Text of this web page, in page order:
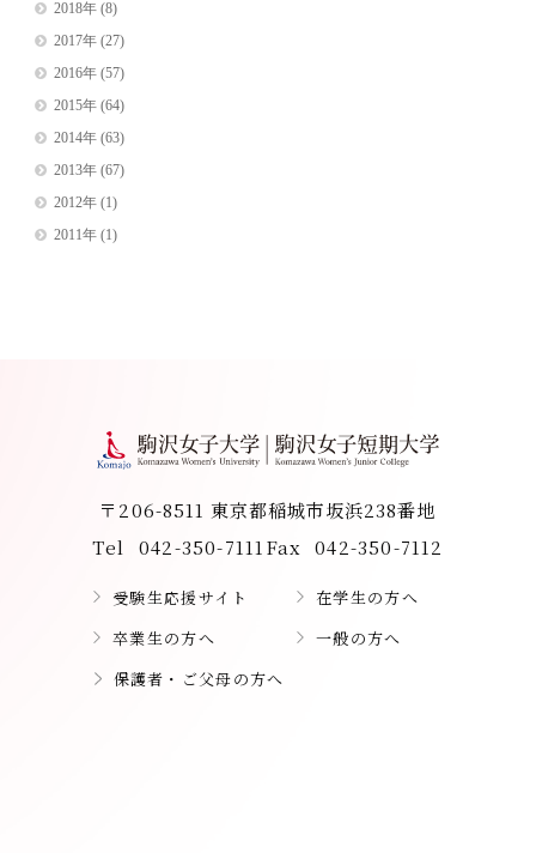
2018年(8)
2017年(27)
2016年(57)
2015年(64)
2014年(63)
2013年(67)
2012年(1)
2011年(1)
〒206-8511 東京都稲城市坂浜238番地
Tel
042-350-7111 Fax 042-350-7112
受験生応援サイト
在学生の方へ
卒業生の方へ
一般の方へ
保護者・ご父母の方へ